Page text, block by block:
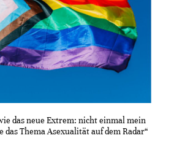
das neue Extrem: nicht einmal mein
das Thema Asexualität auf dem Radar“